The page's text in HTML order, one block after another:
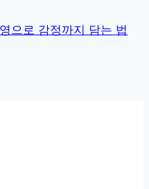
으로 감정까지 담는 법